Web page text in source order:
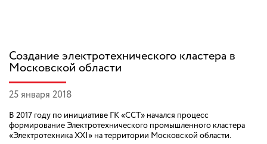
Создание электротехнического кластера в
Московской области
25 января 2018
В 2017 году по инициативе ГК «ССТ» начался процесс
формирование Электротехнического промышленного кластера
«Электротехника XXI» на территории Московской области.